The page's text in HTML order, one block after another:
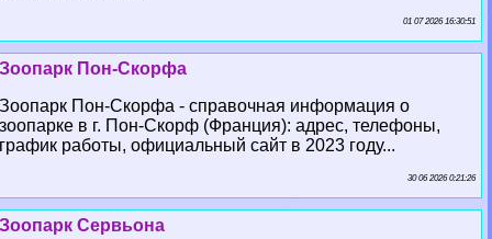
01 07 2026 16:30:51
Зоопарк Пон-Скорфа
Зоопарк Пон-Скорфа - справочная информация о
зоопарке в г. Пон-Скорф (Франция): адрес, телефоны,
график работы, официальный сайт в 2023 году...
30 06 2026 0:21:26
Зоопарк Сервьона